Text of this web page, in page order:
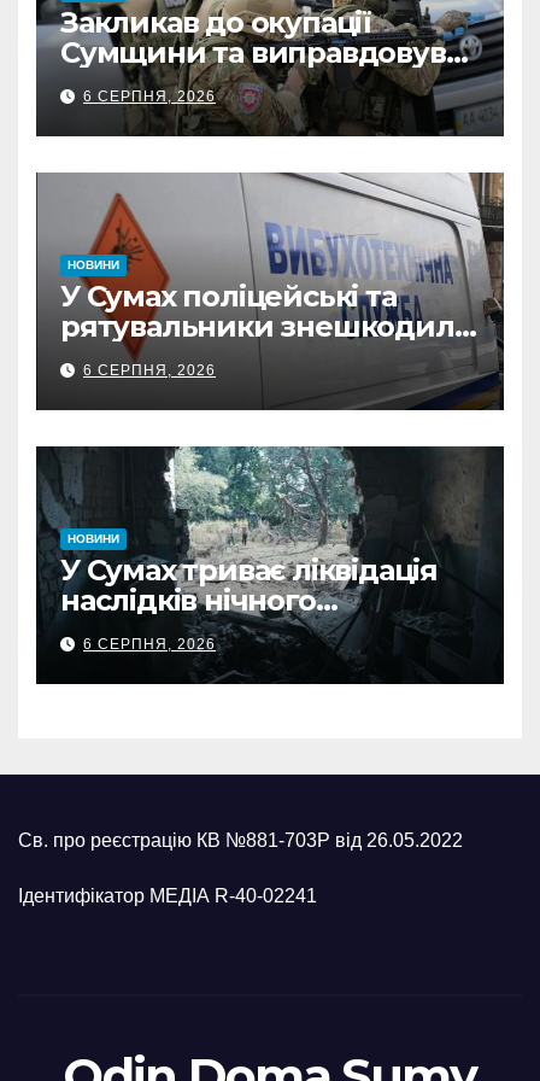
Закликав до окупації
Сумщини та виправдовував
обстріли: СБУ викрила
прокремлівського агітатора
з Охтирки
6 СЕРПНЯ, 2026
НОВИНИ
У Сумах поліцейські та
рятувальники знешкодили
500-кілограмову авіабомбу
росіян
6 СЕРПНЯ, 2026
НОВИНИ
У Сумах триває ліквідація
наслідків нічного
масованого удару КАБами
6 СЕРПНЯ, 2026
Св. про реєстрацію КВ №881-703Р від 26.05.2022
Ідентифікатор МЕДІА R-40-02241